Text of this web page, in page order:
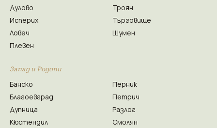
Дулово
Исперих
Ловеч
Плевен
Троян
Търговище
Шумен
Запад и Родопи
Банско
Благоевград
Дупница
Кюстендил
Перник
Петрич
Разлог
Смолян